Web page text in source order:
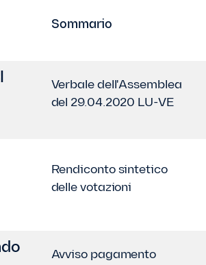
Sommario
Verbale dell'Assemblea
del 29.04.2020 LU-VE
Rendiconto sintetico
delle votazioni
Avviso pagamento